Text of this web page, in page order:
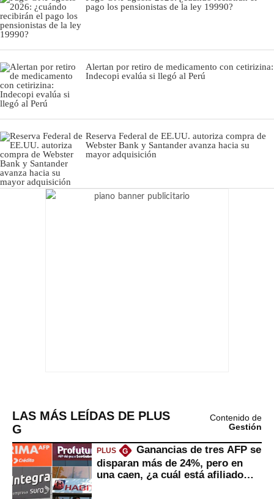
pago los pensionistas de la ley 19990?
Alertan por retiro de medicamento con cetirizina:
Indecopi evalúa si llegó al Perú
Reserva Federal de EE.UU. autoriza compra de
Webster Bank y Santander avanza hacia su
mayor adquisición
LAS MÁS LEÍDAS DE PLUS
G
Contenido de
Gestión
PLUS G
Ganancias de tres AFP se
disparan más de 24%, pero en
una caen, ¿a cuál está afiliado